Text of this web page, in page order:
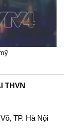
THVN
TP. Hà Nội